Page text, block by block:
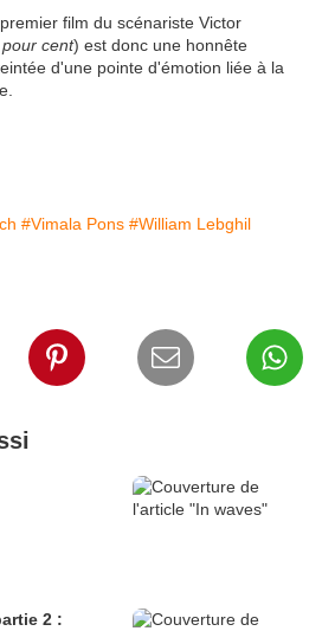
film du scénariste Victor
cent) est donc une honnête
d'une pointe d'émotion liée à la
#Vimala Pons #William Lebghil
2 :